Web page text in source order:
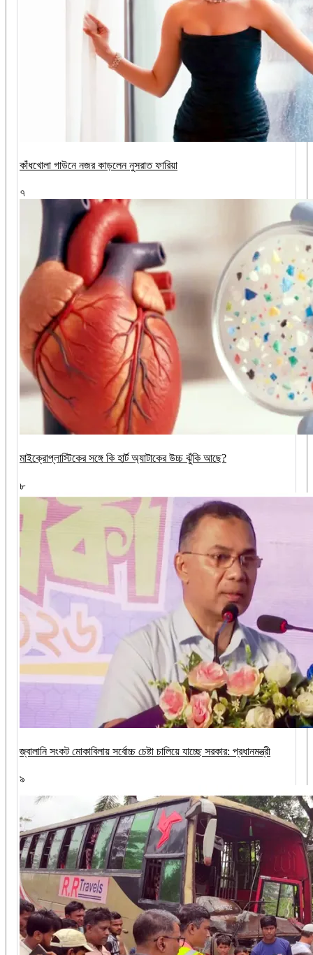
কাঁধখোলা গাউনে নজর কাড়লেন নুসরাত ফারিয়া
৭
মাইক্রোপ্লাস্টিকের সঙ্গে কি হার্ট অ্যাটাকের উচ্চ ঝুঁকি আছে?
৮
জ্বালানি সংকট মোকাবিলায় সর্বোচ্চ চেষ্টা চালিয়ে যাচ্ছে সরকার: প্রধানমন্ত্রী
৯